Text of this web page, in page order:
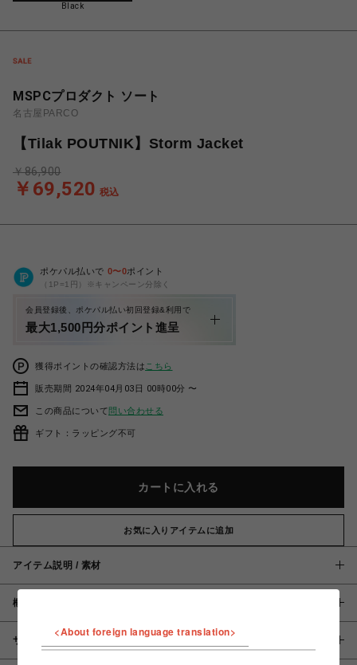
Black
MSPCプロダクト ソート
名古屋PARCO
【Tilak POUTNIK】Storm Jacket
￥69,520 税込
￥86,900
ポケパル払いで 0〜0ポイント
（1P=1円）※キャンペーン分除く
会員登録後、ポケパル払い初回登録&利用で
最大1,500円分ポイント進呈
獲得ポイントの確認方法は こちら
販売期間 2024年04月03日 00時00分 〜
この商品について問い合わせる
ギフト：ラッピング不可
カートに入れる
お気に入りアイテムに追加
アイテム説明 / 素材
概要
サイズ
<About foreign language translation>